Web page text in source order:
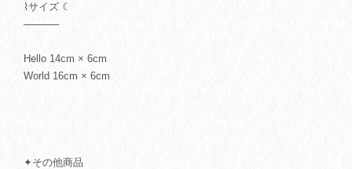
⌇サイズ ☾
─────
Hello 14cm × 6cm
World 16cm × 6cm
✦その他商品